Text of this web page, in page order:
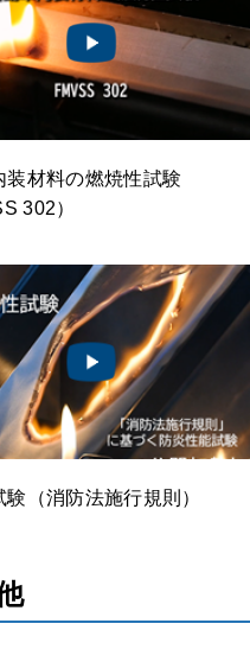
装材料の燃焼性試験
302）
験（消防法施行規則）